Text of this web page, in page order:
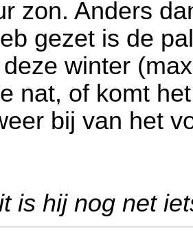
zon. Anders
gezet is de
winter
nat, of komt
bij van het
is hij nog net